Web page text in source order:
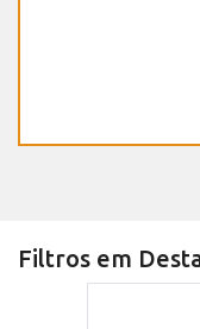
Filtros em